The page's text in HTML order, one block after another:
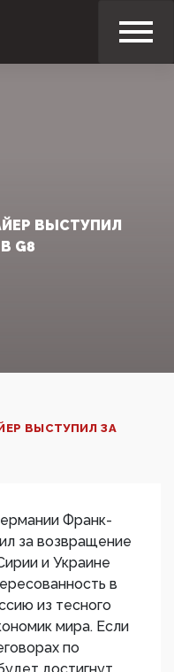
ВЫСТУПИЛ
G8
ВЫСТУПИЛ ЗА
Франк-
за возвращение
и Украине
в
из тесного
мира. Если
по